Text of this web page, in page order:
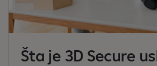
Šta je 3D Secure